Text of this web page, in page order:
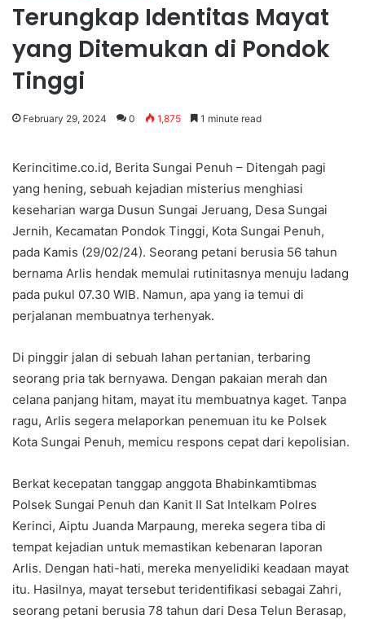
Terungkap Identitas Mayat
yang Ditemukan di Pondok
Tinggi
February 29, 2024 0 1,875 1 minute read
Kerincitime.co.id, Berita Sungai Penuh – Ditengah pagi
yang hening, sebuah kejadian misterius menghiasi
keseharian warga Dusun Sungai Jeruang, Desa Sungai
Jernih, Kecamatan Pondok Tinggi, Kota Sungai Penuh,
pada Kamis (29/02/24). Seorang petani berusia 56 tahun
bernama Arlis hendak memulai rutinitasnya menuju ladang
pada pukul 07.30 WIB. Namun, apa yang ia temui di
perjalanan membuatnya terhenyak.
Di pinggir jalan di sebuah lahan pertanian, terbaring
seorang pria tak bernyawa. Dengan pakaian merah dan
celana panjang hitam, mayat itu membuatnya kaget. Tanpa
ragu, Arlis segera melaporkan penemuan itu ke Polsek
Kota Sungai Penuh, memicu respons cepat dari kepolisian.
Berkat kecepatan tanggap anggota Bhabinkamtibmas
Polsek Sungai Penuh dan Kanit II Sat Intelkam Polres
Kerinci, Aiptu Juanda Marpaung, mereka segera tiba di
tempat kejadian untuk memastikan kebenaran laporan
Arlis. Dengan hati-hati, mereka menyelidiki keadaan mayat
itu. Hasilnya, mayat tersebut teridentifikasi sebagai Zahri,
seorang petani berusia 78 tahun dari Desa Telun Berasap,